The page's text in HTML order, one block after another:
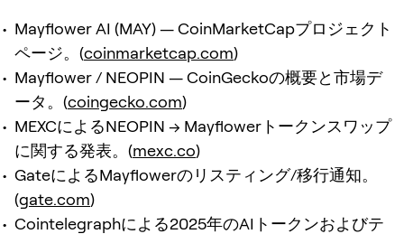
Mayflower AI (MAY) — CoinMarketCapプロジェクト
ページ。(coinmarketcap.com)
Mayflower / NEOPIN — CoinGeckoの概要と市場デ
ータ。(coingecko.com)
MEXCによるNEOPIN → Mayflowerトークンスワップ
に関する発表。(mexc.co)
GateによるMayflowerのリスティング/移行通知。
(gate.com)
Cointelegraphによる2025年のAIトークンおよびテ